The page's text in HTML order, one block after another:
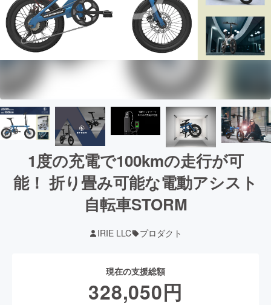
1度の充電で100kmの走行が可
能！ 折り畳み可能な電動アシスト
自転車STORM
IRIE LLC プロダクト
現在の支援総額
328,050円